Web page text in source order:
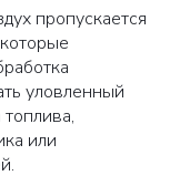
пропускается
уловленный
или